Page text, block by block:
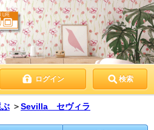
ログイン 検索
＞Sevilla セヴィラ